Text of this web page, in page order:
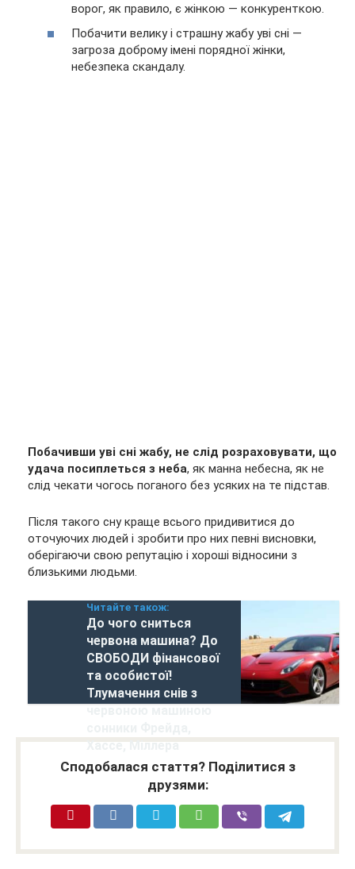
ворог, як правило, є жінкою — конкуренткою.
Побачити велику і страшну жабу уві сні —
загроза доброму імені порядної жінки,
небезпека скандалу.
Побачивши уві сні жабу, не слід розраховувати, що
удача посиплеться з неба, як манна небесна, як не
слід чекати чогось поганого без усяких на те підстав.
Після такого сну краще всього придивитися до
оточуючих людей і зробити про них певні висновки,
оберігаючи свою репутацію і хороші відносини з
близькими людьми.
Читайте також:
До чого сниться
червона машина? До
СВОБОДИ фінансової
та особистої!
Тлумачення снів з
Хассе, Міллера
Сподобалася стаття? Поділитися з
друзями: